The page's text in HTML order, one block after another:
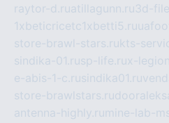
raytor-d.ruatillagunn.ru3d-
1xbeticricetc1xbetti5.ru
store-brawl-stars.rukts-
sindika-01.rusp-life.rux-
e-abis-1-c.rusindika01.ru
store-brawlstars.ru
antenna-highly.ru mine-lab-